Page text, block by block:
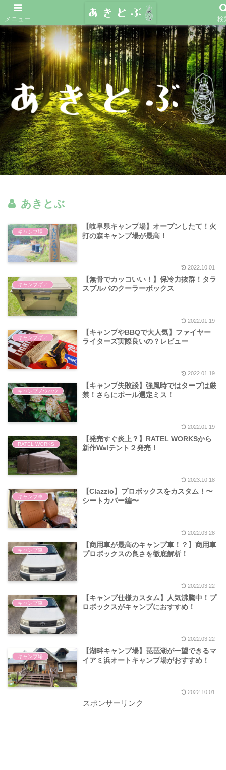
あきとぶ
キャンプ場
【岐阜県キャンプ場】オープンしたて！火
打の森キャンプ場が最高！
2022.10.01
キャンプギア
【無骨でカッコいい！】保冷力抜群！タラ
スブルバのクーラーボックス
2022.01.19
キャンプギア
【キャンプやBBQで大人気】ファイヤー
ライターズ実際良いの？レビュー
2022.01.19
キャンプノウハウ
【キャンプ失敗談】強風時ではタープは厳
禁！さらにポール選定ミス！
2022.01.19
RATEL WORKS
【発売すぐ炎上？】RATEL WORKSから
新作Walテント２発売！
2023.10.18
キャンプ車
【Clazzio】プロボックスをカスタム！〜
シートカバー編〜
2022.03.28
キャンプ車
【商用車が最高のキャンプ車！？】商用車
プロボックスの良さを徹底解析！
2022.03.22
キャンプ車
【キャンプ仕様カスタム】人気沸騰中！プ
ロボックスがキャンプにおすすめ！
2022.03.22
キャンプ場
【湖畔キャンプ場】琵琶湖が一望できるマ
イアミ浜オートキャンプ場がおすすめ！
2022.10.01
スポンサーリンク
メニュー 検